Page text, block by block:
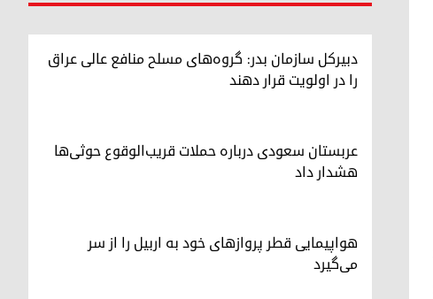
دبیرکل سازمان بدر: گروه‌های مسلح منافع عالی عراق
را در اولویت قرار دهند
عربستان سعودی درباره حملات قریب‌الوقوع حوثی‌ها
هشدار داد
هواپیمایی قطر پروازهای خود به اربیل را از سر
می‌گیرد